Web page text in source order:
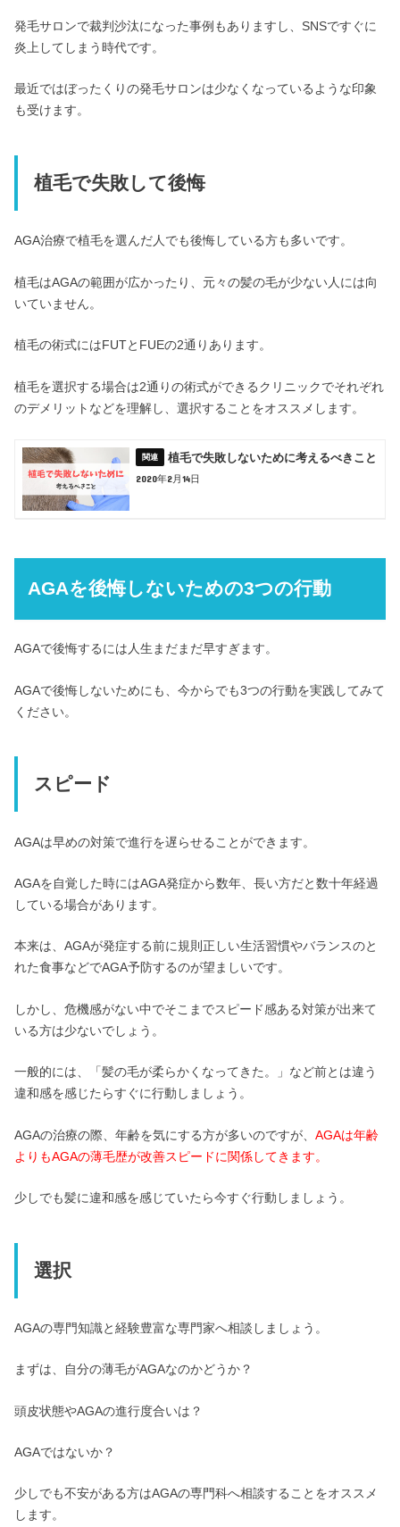
発毛サロンで裁判沙汰になった事例もありますし、SNSですぐに
炎上してしまう時代です。
最近ではぼったくりの発毛サロンは少なくなっているような印象
も受けます。
植毛で失敗して後悔
AGA治療で植毛を選んだ人でも後悔している方も多いです。
植毛はAGAの範囲が広かったり、元々の髪の毛が少ない人には向
いていません。
植毛の術式にはFUTとFUEの2通りあります。
植毛を選択する場合は2通りの術式ができるクリニックでそれぞれ
のデメリットなどを理解し、選択することをオススメします。
植毛で失敗しないために考えるべきこと
2020年2月14日
AGAを後悔しないための3つの行動
AGAで後悔するには人生まだまだ早すぎます。
AGAで後悔しないためにも、今からでも3つの行動を実践してみて
ください。
スピード
AGAは早めの対策で進行を遅らせることができます。
AGAを自覚した時にはAGA発症から数年、長い方だと数十年経過
している場合があります。
本来は、AGAが発症する前に規則正しい生活習慣やバランスのと
れた食事などでAGA予防するのが望ましいです。
しかし、危機感がない中でそこまでスピード感ある対策が出来て
いる方は少ないでしょう。
一般的には、「髪の毛が柔らかくなってきた。」など前とは違う
違和感を感じたらすぐに行動しましょう。
AGAの治療の際、年齢を気にする方が多いのですが、AGAは年齢
よりもAGAの薄毛歴が改善スピードに関係してきます。
少しでも髪に違和感を感じていたら今すぐ行動しましょう。
選択
AGAの専門知識と経験豊富な専門家へ相談しましょう。
まずは、自分の薄毛がAGAなのかどうか？
頭皮状態やAGAの進行度合いは？
AGAではないか？
少しでも不安がある方はAGAの専門科へ相談することをオススメ
します。